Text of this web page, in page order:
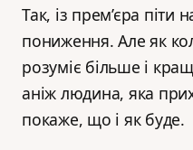
Так, із прем’єра піти
пониження. Але як
розуміє більше і
аніж людина, яка
покаже, що і як буде.